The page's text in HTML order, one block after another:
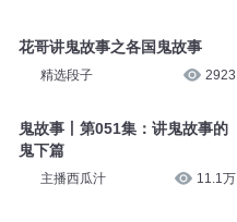
花哥讲鬼故事之各国鬼故事
精选段子 2923
鬼故事丨第051集：讲鬼故事的
鬼下篇
主播西瓜汁 11.1万